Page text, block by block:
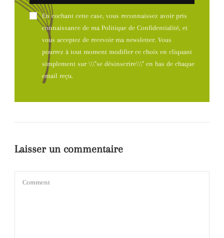
En cochant cette case, vous reconnaissez avoir pris
connaissance de ma Politique de Confidentialité, et
vous acceptez de recevoir ma newsletter. Vous
pourrez à tout moment modifier ce choix en cliquant
simplement sur \\\"se désinscrire\\\" en bas de chaque
email reçu.
Laisser un commentaire